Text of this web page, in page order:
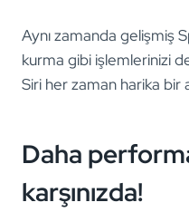
Aynı zamanda gelişmiş
kurma gibi işlemlerinizi
Siri her zaman harika bir
Daha
karşınızda!